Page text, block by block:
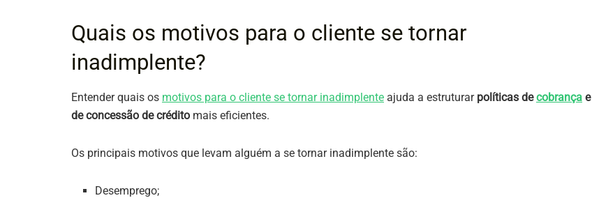
Quais os motivos para o cliente se tornar
inadimplente?
Entender quais os motivos para o cliente se tornar inadimplente ajuda a estruturar políticas decobrança e
de concessão de crédito mais eficientes.
Os principais motivos que levam alguém a se tornar inadimplente são:
Desemprego;